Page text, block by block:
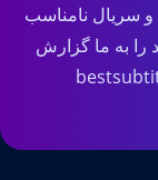
سریال نامناسب
به ما گزارش